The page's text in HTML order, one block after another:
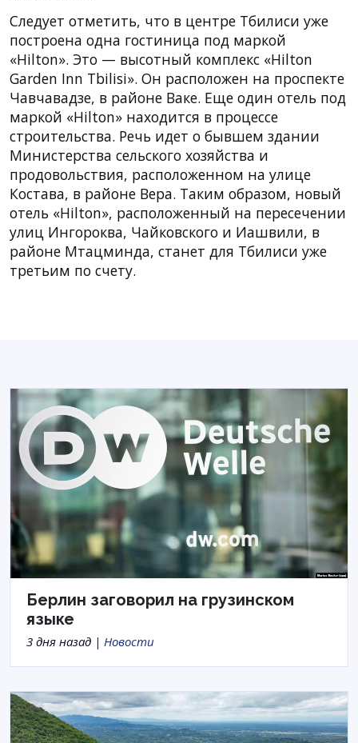
Следует отметить, что в центре Тбилиси уже
построена одна гостиница под маркой
«Hilton». Это — высотный комплекс «Hilton
Garden Inn Tbilisi». Он расположен на проспекте
Чавчавадзе, в районе Ваке. Еще один отель под
маркой «Hilton» находится в процессе
строительства. Речь идет о бывшем здании
Министерства сельского хозяйства и
продовольствия, расположенном на улице
Костава, в районе Вера. Таким образом, новый
отель «Hilton», расположенный на пересечении
улиц Ингороква, Чайковского и Иашвили, в
районе Мтацминда, станет для Тбилиси уже
третьим по счету.
Берлин заговорил на грузинском
языке
3 дня назад | Новости